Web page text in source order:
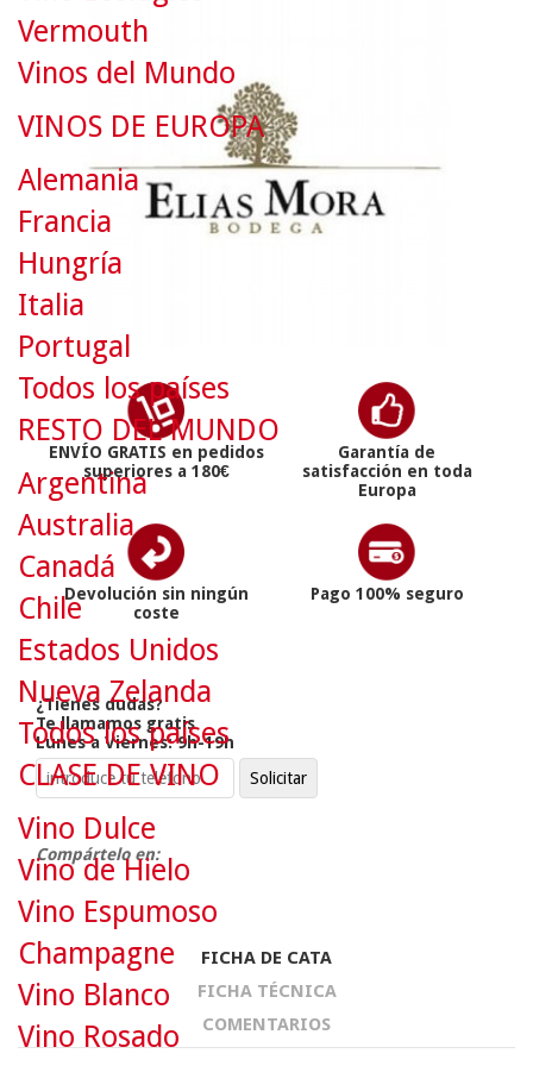
ENVÍO GRATIS en pedidos
superiores a 180€
Garantía de
satisfacción en toda
Europa
Devolución sin ningún
coste
Pago 100% seguro
¿Tienes dudas?
Te llamamos gratis
Lunes a Viernes: 9h-19h
Compártelo en:
FICHA DE CATA
FICHA TÉCNICA
COMENTARIOS
Vermouth
Vinos del Mundo
VINOS DE EUROPA
Alemania
Francia
Hungría
Italia
Portugal
Todos los países
RESTO DEL MUNDO
Argentina
Australia
Canadá
Chile
Estados Unidos
Nueva Zelanda
Todos los países
CLASE DE VINO
Vino Dulce
Vino de Hielo
Vino Espumoso
Champagne
Vino Blanco
Vino Rosado